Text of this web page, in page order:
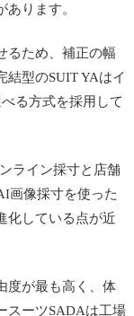
ります。
るため、補正の幅
結型のSUIT YAはイ
る方式を採用して
ライン採寸と店舗
画像採寸を使った
化している点が近
度が最も高く、体
スーツSADAは工場